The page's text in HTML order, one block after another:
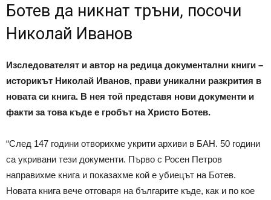
Ботев да никнат тръни, посочи
Николай Иванов
Изследователят и автор на редица документални книги –
историкът Николай Иванов, прави уникални разкрития в
новата си книга. В нея той представя нови документи и
факти за това къде е гробът на Христо Ботев.
“След 147 години отворихме укрити архиви в БАН. 50 години
са укривани тези документи. Първо с Росен Петров
направихме книга и показахме кой е убиецът на Ботев.
Новата книга вече отговаря на българите къде, как и по кое